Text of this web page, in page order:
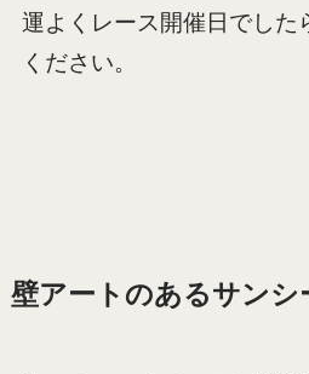
運よくレース開催日でした
ください。
壁アートのあるサンシ